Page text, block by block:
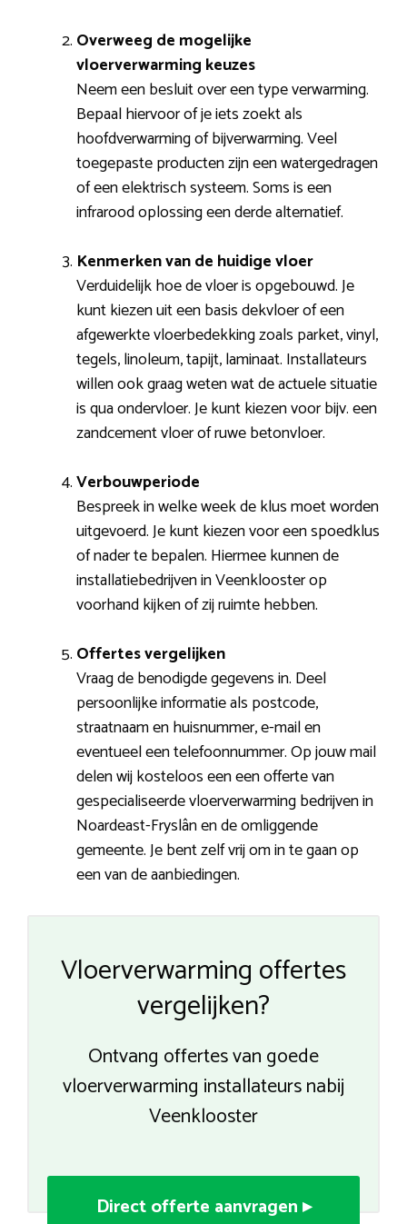
Overweeg de mogelijke
vloerverwarming keuzes
Neem een besluit over een type verwarming.
Bepaal hiervoor of je iets zoekt als
hoofdverwarming of bijverwarming. Veel
toegepaste producten zijn een watergedragen
of een elektrisch systeem. Soms is een
infrarood oplossing een derde alternatief.
Kenmerken van de huidige vloer
Verduidelijk hoe de vloer is opgebouwd. Je
kunt kiezen uit een basis dekvloer of een
afgewerkte vloerbedekking zoals parket, vinyl,
tegels, linoleum, tapijt, laminaat. Installateurs
willen ook graag weten wat de actuele situatie
is qua ondervloer. Je kunt kiezen voor bijv. een
zandcement vloer of ruwe betonvloer.
Verbouwperiode
Bespreek in welke week de klus moet worden
uitgevoerd. Je kunt kiezen voor een spoedklus
of nader te bepalen. Hiermee kunnen de
installatiebedrijven in Veenklooster op
voorhand kijken of zij ruimte hebben.
Offertes vergelijken
Vraag de benodigde gegevens in. Deel
persoonlijke informatie als postcode,
straatnaam en huisnummer, e-mail en
eventueel een telefoonnummer. Op jouw mail
delen wij kosteloos een een offerte van
gespecialiseerde vloerverwarming bedrijven in
Noardeast-Fryslân en de omliggende
gemeente. Je bent zelf vrij om in te gaan op
een van de aanbiedingen.
Vloerverwarming offertes
vergelijken?
Ontvang offertes van goede
vloerverwarming installateurs nabij
Veenklooster
Direct offerte aanvragen ▸